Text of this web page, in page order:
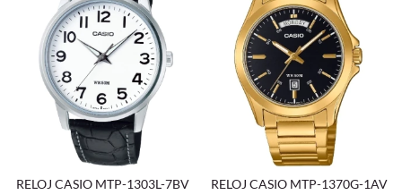
RELOJ CASIO MTP-1303L-7BV
RELOJ CASIO MTP-1370G-1AV